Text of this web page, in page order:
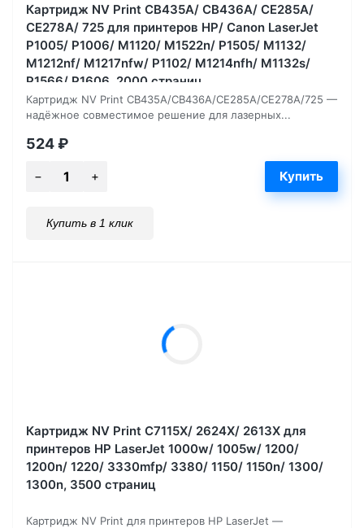
Картридж NV Print CB435A/ CB436A/ CE285A/
CE278A/ 725 для принтеров HP/ Canon LaserJet
P1005/ P1006/ M1120/ M1522n/ P1505/ M1132/
M1212nf/ M1217nfw/ P1102/ M1214nfh/ M1132s/
P1566/ P1606, 2000 страниц
Картридж NV Print CB435A/CB436A/CE285A/CE278A/725 —
надёжное совместимое решение для лазерных...
524₽
Купить в 1 клик
Картридж NV Print C7115X/ 2624X/ 2613X для
принтеров HP LaserJet 1000w/ 1005w/ 1200/
1200n/ 1220/ 3330mfp/ 3380/ 1150/ 1150n/ 1300/
1300n, 3500 страниц
Картридж NV Print для принтеров HP LaserJet —